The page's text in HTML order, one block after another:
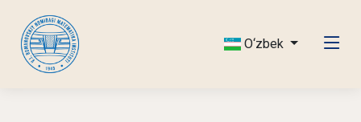
O‘zbek